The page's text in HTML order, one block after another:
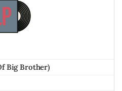
Big Brother)